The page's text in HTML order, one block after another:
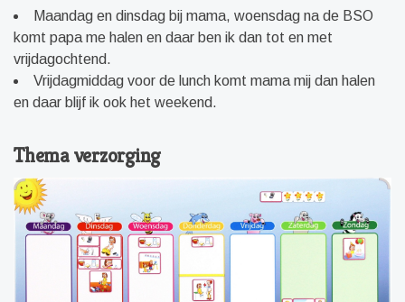
Maandag en dinsdag bij mama, woensdag na de BSO
komt papa me halen en daar ben ik dan tot en met
vrijdagochtend.
Vrijdagmiddag voor de lunch komt mama mij dan halen
en daar blijf ik ook het weekend.
Thema verzorging